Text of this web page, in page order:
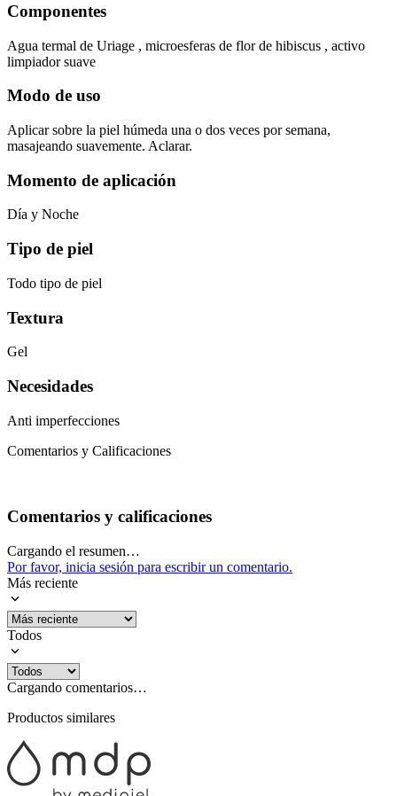
Componentes
Agua termal de Uriage , microesferas de flor de hibiscus , activo
limpiador suave
Modo de uso
Aplicar sobre la piel húmeda una o dos veces por semana,
masajeando suavemente. Aclarar.
Momento de aplicación
Día y Noche
Tipo de piel
Todo tipo de piel
Textura
Gel
Necesidades
Anti imperfecciones
Comentarios y Calificaciones
Comentarios y calificaciones
Cargando el resumen…
Por favor, inicia sesión para escribir un comentario.
Más reciente
Todos
Cargando comentarios…
Productos similares